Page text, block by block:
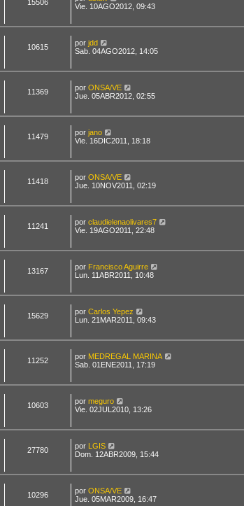
15506
Vie. 10AGO2012, 09:43
10615 por jdd
Sab. 04AGO2012, 14:05
11369 por ONSA/VE
Jue. 05ABR2012, 02:55
11479 por jano
Vie. 16DIC2011, 18:18
11418 por ONSA/VE
Jue. 10NOV2011, 02:19
11241 por claudielenaolivares7
Vie. 19AGO2011, 22:48
13167 por Francisco Aguirre
Lun. 11ABR2011, 10:48
15629 por Carlos Yepez
Lun. 21MAR2011, 09:43
11252 por MEDREGAL MARINA
Sab. 01ENE2011, 17:19
10603 por meguro
Vie. 02JUL2010, 13:26
27780 por LGIS
Dom. 12ABR2009, 15:44
10296 por ONSA/VE
Jue. 05MAR2009, 16:47